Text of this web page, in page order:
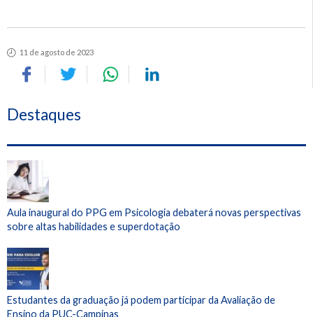
11 de agosto de 2023
Destaques
Aula inaugural do PPG em Psicologia debaterá novas perspectivas
sobre altas habilidades e superdotação
Estudantes da graduação já podem participar da Avaliação de
Ensino da PUC-Campinas